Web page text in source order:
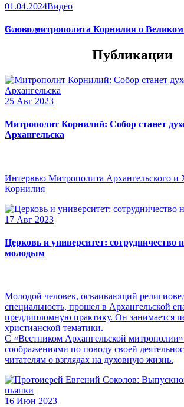
01.04.2024Видео
Слово митрополита Корнилия о Великом
Все видео
Публикации
25 Авг 2023
Митрополит Корнилий: Собор станет
Архангельска
Интервью Митрополита Архангельского и
Корнилия
17 Авг 2023
Церковь и университет: сотрудничество
молодым
Молодой человек, осваивающий
специальность, прошел в Архангельской
преддипломную практику. Он занимается
христианской тематики.
С «Вестником Архангельской
соображениями по поводу своей
читателям о взглядах на духовную жизнь.
16 Июн 2023